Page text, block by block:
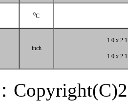
0C
inch
1.0 x
1.0 x